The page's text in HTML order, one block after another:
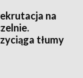
na
tłumy